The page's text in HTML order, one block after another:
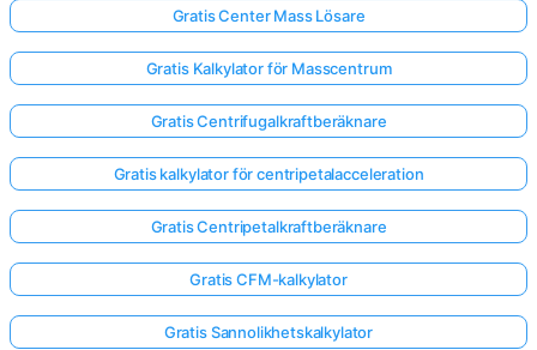
Gratis Center Mass Lösare
Gratis Kalkylator för Masscentrum
Gratis Centrifugalkraftberäknare
Gratis kalkylator för centripetalacceleration
Gratis Centripetalkraftberäknare
Gratis CFM-kalkylator
Gratis Sannolikhetskalkylator